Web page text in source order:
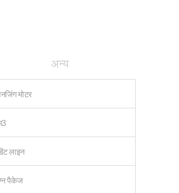
अन्य
मोटर
लाइन
पैकेज